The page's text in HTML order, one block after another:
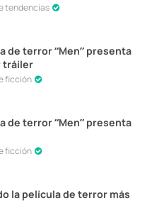
tendencias
de terror “Men” presenta
tráiler
ficción
de terror “Men” presenta
ficción
la película de terror más